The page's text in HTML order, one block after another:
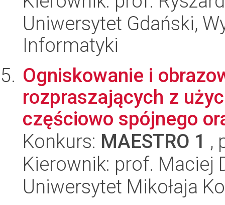
Uniwersytet Gdański,
Informatyki
Ogniskowanie i
rozpraszających z
częściowo spójnego
Konkurs: MAESTRO 1 ,
Kierownik: prof. Maciej
Uniwersytet Mikołaja